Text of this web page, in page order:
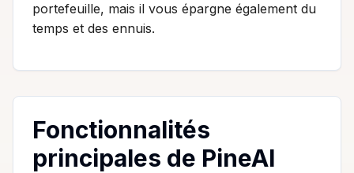
portefeuille, mais il vous épargne également du
temps et des ennuis.
Fonctionnalités
principales de PineAI